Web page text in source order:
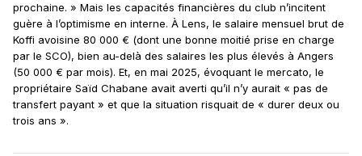
prochaine. » Mais les capacités financières du club n’incitent
guère à l’optimisme en interne. À Lens, le salaire mensuel brut de
Koffi avoisine 80 000 € (dont une bonne moitié prise en charge
par le SCO), bien au-delà des salaires les plus élevés à Angers
(50 000 € par mois). Et, en mai 2025, évoquant le mercato, le
propriétaire Saïd Chabane avait averti qu’il n’y aurait « pas de
transfert payant » et que la situation risquait de « durer deux ou
trois ans ».